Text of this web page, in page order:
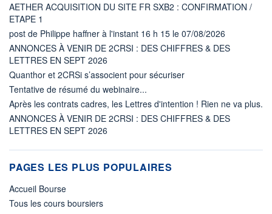
AETHER ACQUISITION DU SITE FR SXB2 : CONFIRMATION /
ETAPE 1
post de Philippe haffner à l'instant 16 h 15 le 07/08/2026
ANNONCES À VENIR DE 2CRSI : DES CHIFFRES & DES
LETTRES EN SEPT 2026
Quanthor et 2CRSi s’associent pour sécuriser
Tentative de résumé du webinaire...
Après les contrats cadres, les Lettres d'intention ! Rien ne va plus.
ANNONCES À VENIR DE 2CRSI : DES CHIFFRES & DES
LETTRES EN SEPT 2026
PAGES LES PLUS POPULAIRES
Accueil Bourse
Tous les cours boursiers